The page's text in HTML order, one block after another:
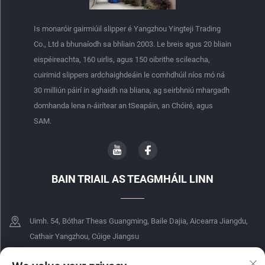
Is monaróir gairmiúil slipper é Yangzhou Yingteji Trading
Co., Ltd a bhunaíodh sa bhliain 2003. Le breis agus 20 bliain
eispéireachta, 160 uirlis, agus 150 oibrithe scileacha,
cuirimid slippers ardchaighdeáin le comhdhúil níos mó ná
30 milliún páirí in aghaidh na bliana, ag seirbhniú mhargadh
domhanda lena n-áirítear an tSeapáin, an Chóiré, agus
SAM.
BAIN TRIAIL AS TEAGMHÁIL LINN
Uimh. 54, Bóthar Theas Guangming, Baile Dajia, Aicearra Jiangdu,
Cathair Yangzhou, Cúige Jiangsu
+86-18068849339